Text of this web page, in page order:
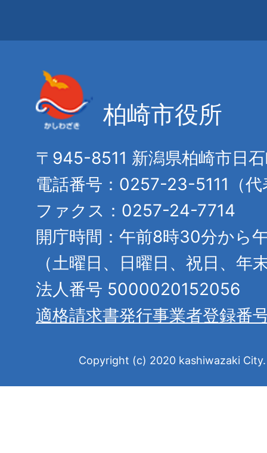
柏崎市役所
〒945-8511 新潟県柏崎市日
電話番号：0257-23-5111（代
ファクス：0257-24-7714
開庁時間：午前8時30分から
（土曜日、日曜日、祝日、年
法人番号 5000020152056
適格請求書発行事業者登録番
Copyright (c) 2020 kashiwazaki